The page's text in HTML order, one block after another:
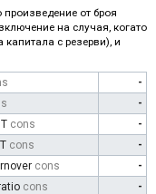
от броя
на случая, когато
с резерви), и
-
-
cons
-
cons
-
cons
-
cons
-